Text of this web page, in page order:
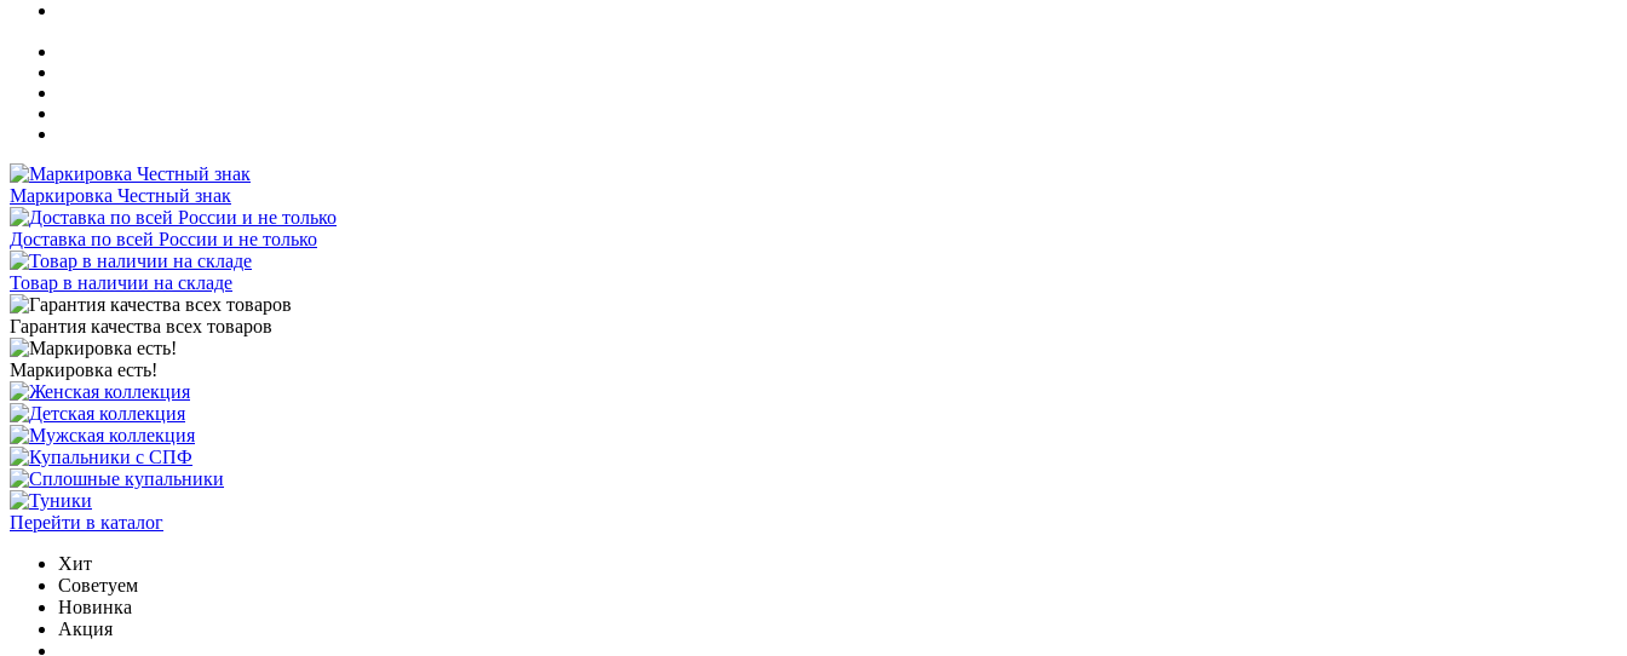
Маркировка Честный знак
Доставка по всей России и не только
Товар в наличии на складе
Гарантия качества всех товаров
Маркировка есть!
Перейти в каталог
Хит
Советуем
Новинка
Акция